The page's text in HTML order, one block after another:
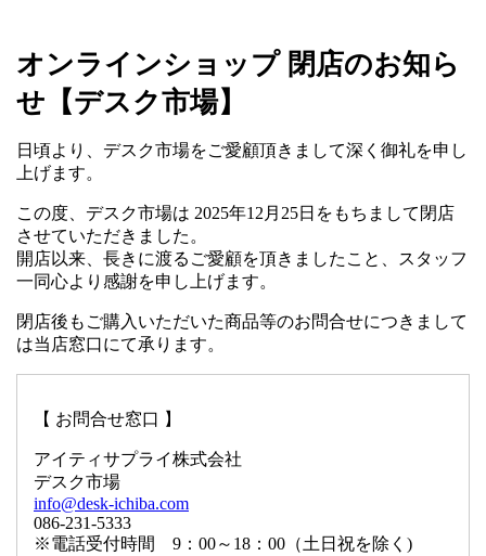
オンラインショップ 閉店のお知ら
せ【デスク市場】
日頃より、デスク市場をご愛顧頂きまして深く御礼を申し
上げます。
この度、デスク市場は 2025年12月25日をもちまして閉店
させていただきました。
開店以来、長きに渡るご愛顧を頂きましたこと、スタッフ
一同心より感謝を申し上げます。
閉店後もご購入いただいた商品等のお問合せにつきまして
は当店窓口にて承ります。
【 お問合せ窓口 】
アイティサプライ株式会社
デスク市場
info@desk-ichiba.com
086-231-5333
※電話受付時間 9：00～18：00（土日祝を除く)